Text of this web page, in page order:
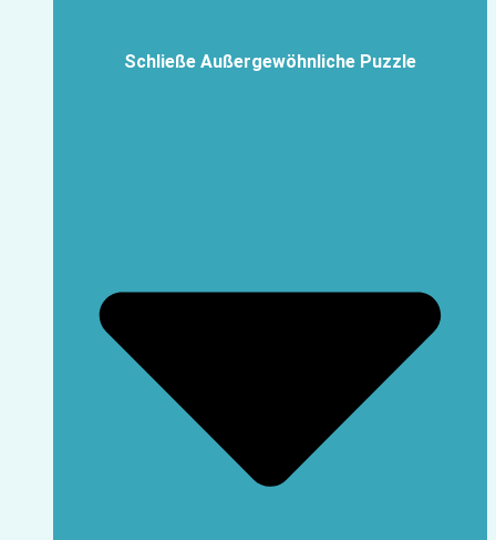
Schließe Außergewöhnliche Puzzle